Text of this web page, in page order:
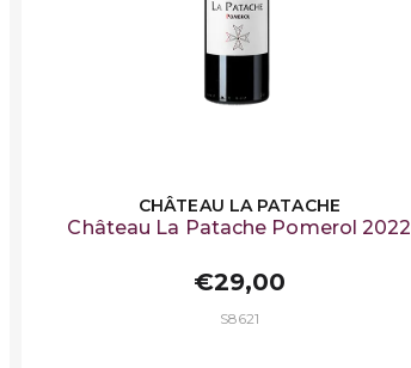
CHÂTEAU LA PATACHE
Château La Patache Pomerol 2022
€29,00
S8621